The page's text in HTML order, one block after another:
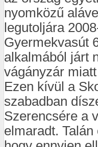
nyomközű
legutoljára
Gyermekvasút
alkalmából járt
vágányzár
Ezen kívül a
szabadban
Szerencsére a
elmaradt.